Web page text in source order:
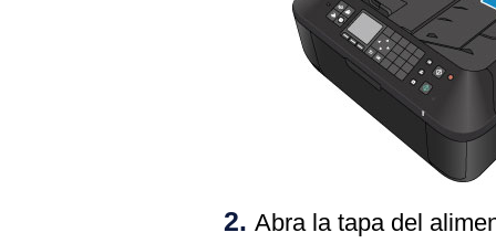
Abra la tapa del